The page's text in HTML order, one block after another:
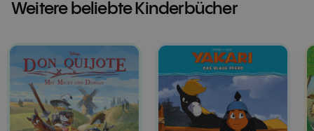
Weitere beliebte Kinderbücher